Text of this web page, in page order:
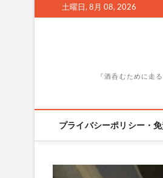
土曜日, 8月 08, 2026
『酒呑むために走
プライバシーポリシー・